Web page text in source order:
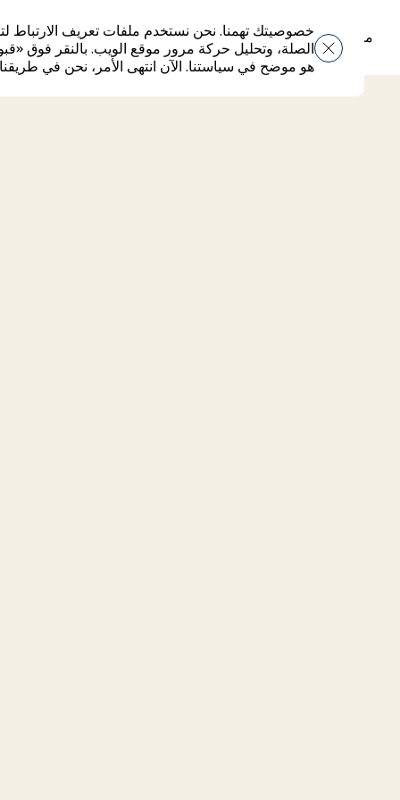
خصوصيتك تهمنا. نحن نستخدم ملفات تعريف الارتباط
الصلة، وتحليل حركة مرور موقع الويب. بالنقر فوق
هو موضح في سياستنا. الآن انتهى الأمر، نحن في
مواقع
مواقع
تأجير
تأجير
حول لوكال
حول لوكال
الإسكان المؤثر
الإسكان المؤثر
الاستدامة
الاستدامة
الأخبار
الأخبار
بوابة
بوابة